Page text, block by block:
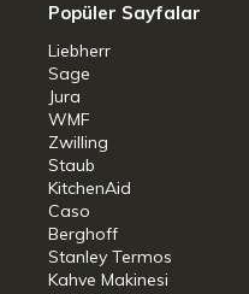
Popüler Sayfalar
Liebherr
Sage
Jura
WMF
Zwilling
Staub
KitchenAid
Caso
Berghoff
Stanley Termos
Kahve Makinesi